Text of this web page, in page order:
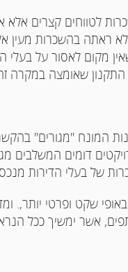
לטווחים קצרים
ראתה בהשכרות מעין
מקום לאסור על בעלי
התקנון שאומצה במקרה
המונח "מגורים"
דומים המשלבים
של בעלי הדירות
באופי שקט ופרטי יותר,.
אשר ימשיך ככל